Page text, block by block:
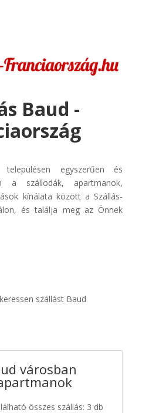
Baud -
településen egyszerűen és
a szállodák, apartmanok,
kínálata között a Szállás-
és találja meg az Önnek
szállást Baud
városban
összes szállás: 3 db